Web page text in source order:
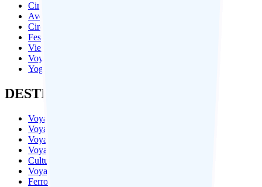
Circuit Culturelle
Aventure Et Trekking
Circuit Bien-Être
Festival En Inde Du Nord
Vie Sauvage / Tigre Safari
Voyages Spirituels
Yoga Et Méditation
DESTINATIONS POPULARS
Voyage Bhoutan
Voyage Haridwar
Voyage Rishikesh
Voyage Amritsar
Culture du Bhoutan
Voyage au Himalaya
Ferroviaires en Inde